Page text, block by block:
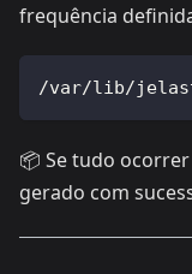
frequência
/var/lib/
📦 Se tudo
gerado com